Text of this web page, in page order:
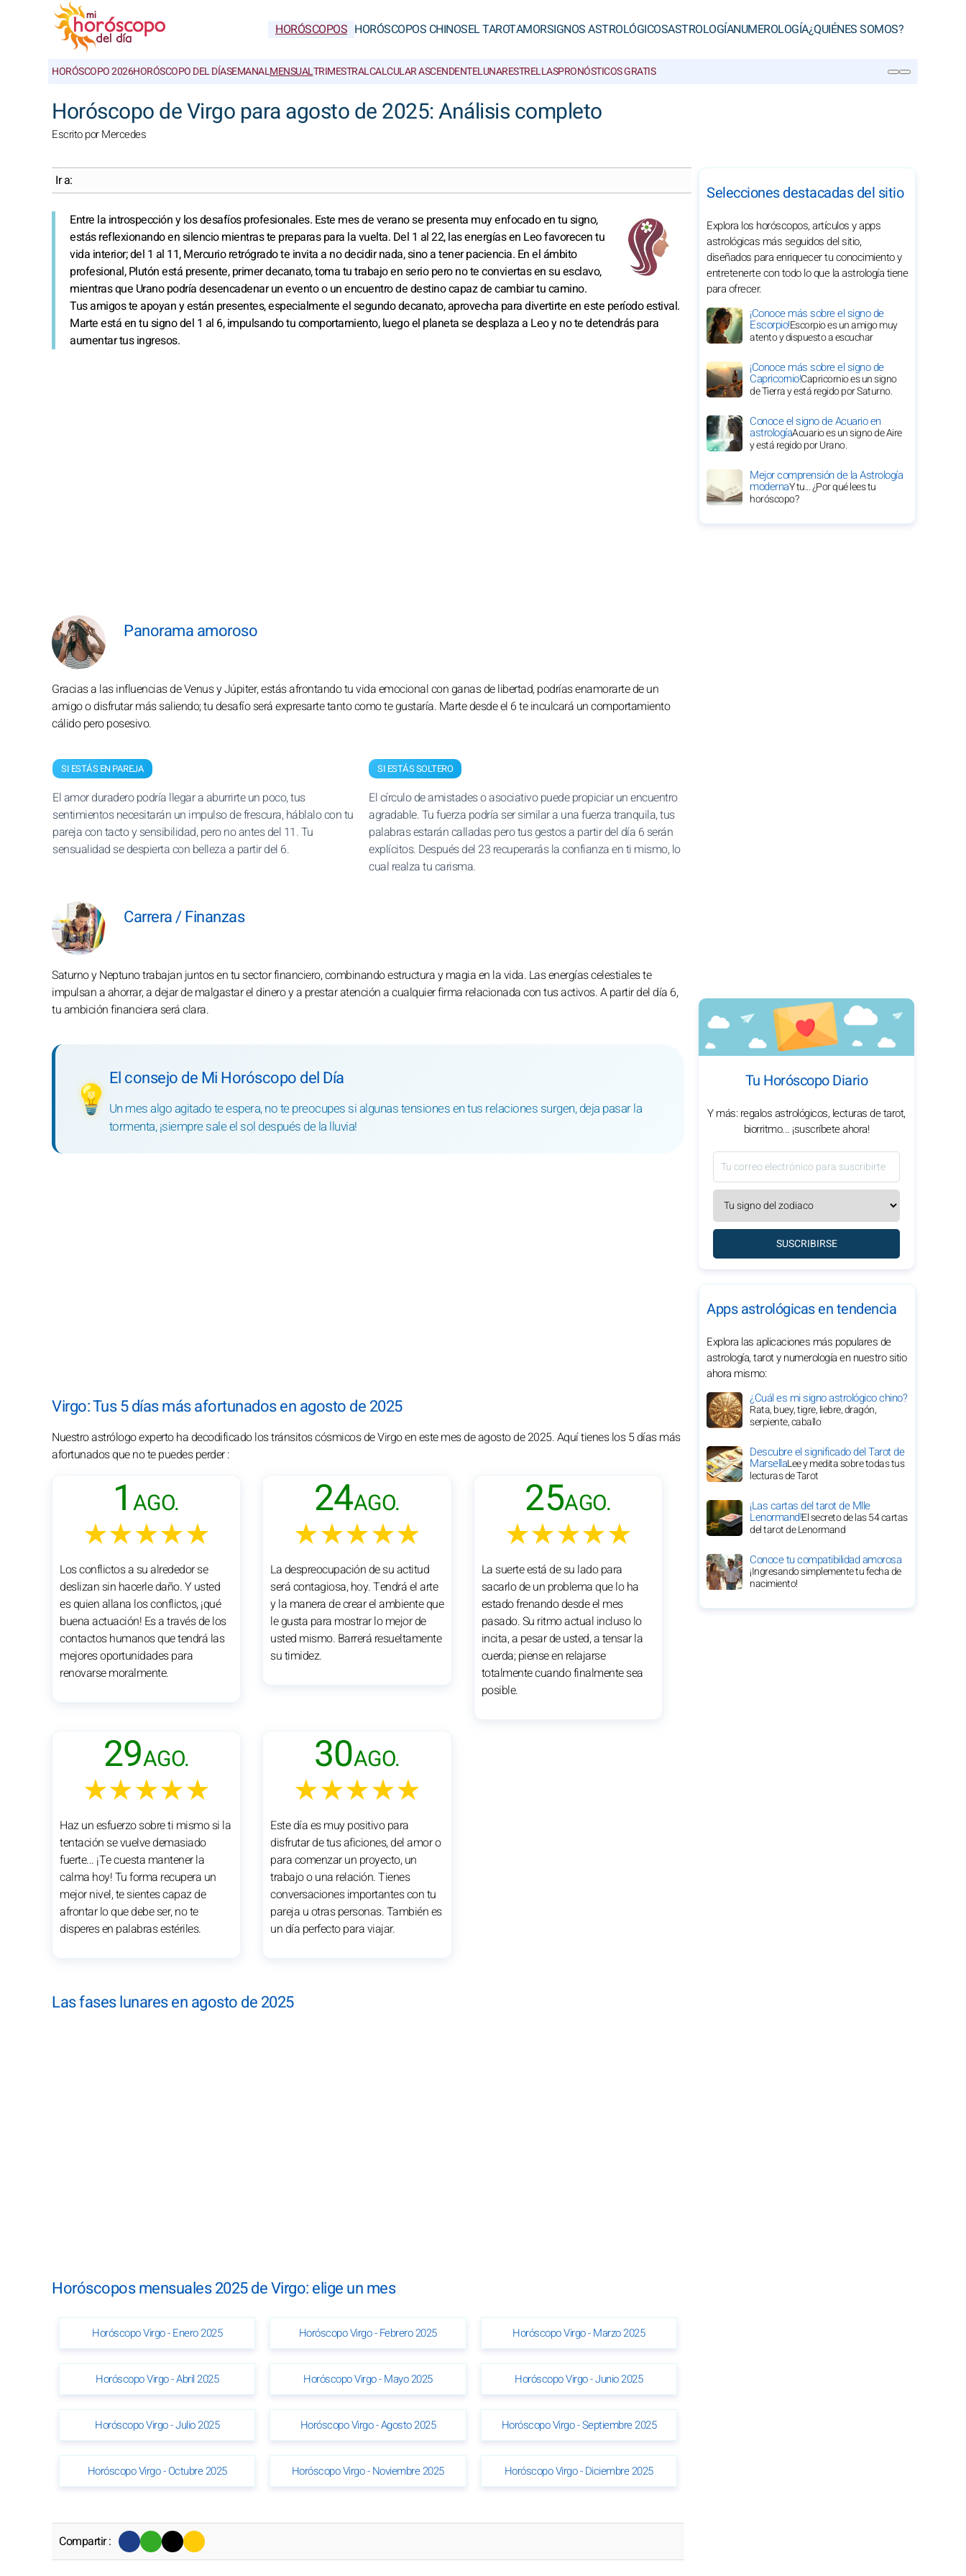
HORÓSCOPOS HORÓSCOPOS CHINOSEL TAROTAMORSIGNOS ASTROLÓGICOSASTROLOGÍANUMEROLOGÍA¿QUIÉNES SOMOS?
HORÓSCOPO 2026HORÓSCOPO DEL DÍASEMANALMENSUALTRIMESTRALCALCULAR ASCENDENTELUNARESTRELLASPRONÓSTICOS GRATIS
Horóscopo de Virgo para agosto de 2025: Análisis completo
Escrito por Mercedes
Ir a:
Entre la introspección y los desafíos profesionales. Este mes de verano se presenta muy enfocado en tu signo,
estás reflexionando en silencio mientras te preparas para la vuelta. Del 1 al 22, las energías en Leo favorecen tu
vida interior; del 1 al 11, Mercurio retrógrado te invita a no decidir nada, sino a tener paciencia. En el ámbito
profesional, Plutón está presente, primer decanato, toma tu trabajo en serio pero no te conviertas en su esclavo,
mientras que Urano podría desencadenar un evento o un encuentro de destino capaz de cambiar tu camino.
Tus amigos te apoyan y están presentes, especialmente el segundo decanato, aprovecha para divertirte en este período estival.
Marte está en tu signo del 1 al 6, impulsando tu comportamiento, luego el planeta se desplaza a Leo y no te detendrás para
aumentar tus ingresos.
Panorama amoroso
Gracias a las influencias de Venus y Júpiter, estás afrontando tu vida emocional con ganas de libertad, podrías enamorarte de un
amigo o disfrutar más saliendo; tu desafío será expresarte tanto como te gustaría. Marte desde el 6 te inculcará un comportamiento
cálido pero posesivo.
SI ESTÁS EN PAREJA
El amor duradero podría llegar a aburrirte un poco, tus
sentimientos necesitarán un impulso de frescura, háblalo con tu
pareja con tacto y sensibilidad, pero no antes del 11. Tu
sensualidad se despierta con belleza a partir del 6.
SI ESTÁS SOLTERO
El círculo de amistades o asociativo puede propiciar un encuentro
agradable. Tu fuerza podría ser similar a una fuerza tranquila, tus
palabras estarán calladas pero tus gestos a partir del día 6 serán
explícitos. Después del 23 recuperarás la confianza en ti mismo, lo
cual realza tu carisma.
Carrera / Finanzas
Saturno y Neptuno trabajan juntos en tu sector financiero, combinando estructura y magia en la vida. Las energías celestiales te
impulsan a ahorrar, a dejar de malgastar el dinero y a prestar atención a cualquier firma relacionada con tus activos. A partir del día 6,
tu ambición financiera será clara.
💡
El consejo de Mi Horóscopo del Día
Un mes algo agitado te espera, no te preocupes si algunas tensiones en tus relaciones surgen, deja pasar la
tormenta, ¡siempre sale el sol después de la lluvia!
Virgo: Tus 5 días más afortunados en agosto de 2025
Nuestro astrólogo experto ha decodificado los tránsitos cósmicos de Virgo en este mes de agosto de 2025. Aquí tienes los 5 días más
afortunados que no te puedes perder :
1 AGO.
★★★★★
Los conflictos a su alrededor se
deslizan sin hacerle daño. Y usted
es quien allana los conflictos, ¡qué
buena actuación! Es a través de los
contactos humanos que tendrá las
mejores oportunidades para
renovarse moralmente.
24AGO.
★★★★★
La despreocupación de su actitud
será contagiosa, hoy. Tendrá el arte
y la manera de crear el ambiente que
le gusta para mostrar lo mejor de
usted mismo. Barrerá resueltamente
su timidez.
25AGO.
★★★★★
La suerte está de su lado para
sacarlo de un problema que lo ha
estado frenando desde el mes
pasado. Su ritmo actual incluso lo
incita, a pesar de usted, a tensar la
cuerda; piense en relajarse
totalmente cuando finalmente sea
posible.
29AGO.
★★★★★
Haz un esfuerzo sobre ti mismo si la
tentación se vuelve demasiado
fuerte... ¡Te cuesta mantener la
calma hoy! Tu forma recupera un
mejor nivel, te sientes capaz de
afrontar lo que debe ser, no te
disperes en palabras estériles.
30AGO.
★★★★★
Este día es muy positivo para
disfrutar de tus aficiones, del amor o
para comenzar un proyecto, un
trabajo o una relación. Tienes
conversaciones importantes con tu
pareja u otras personas. También es
un día perfecto para viajar.
Las fases lunares en agosto de 2025
Horóscopos mensuales 2025 de Virgo: elige un mes
Horóscopo Virgo - Enero 2025 Horóscopo Virgo - Febrero 2025 Horóscopo Virgo - Marzo 2025
Horóscopo Virgo - Abril 2025 Horóscopo Virgo - Mayo 2025 Horóscopo Virgo - Junio 2025
Horóscopo Virgo - Julio 2025 Horóscopo Virgo - Agosto 2025 Horóscopo Virgo - Septiembre 2025
Horóscopo Virgo - Octubre 2025 Horóscopo Virgo - Noviembre 2025 Horóscopo Virgo - Diciembre 2025
Compartir :
Selecciones destacadas del sitio
Explora los horóscopos, artículos y apps
astrológicas más seguidos del sitio,
diseñados para enriquecer tu conocimiento y
entretenerte con todo lo que la astrología tiene
para ofrecer.
¡Conoce más sobre el signo de
Escorpio!Escorpio es un amigo muy
atento y dispuesto a escuchar
¡Conoce más sobre el signo de
Capricornio!Capricornio es un signo
de Tierra y está regido por Saturno.
Conoce el signo de Acuario en
astrologíaAcuario es un signo de Aire
y está regido por Urano.
Mejor comprensión de la Astrología
modernaY tu... ¿Por qué lees tu
horóscopo?
Tu Horóscopo Diario
Y más: regalos astrológicos, lecturas de tarot,
biorritmo... ¡suscríbete ahora!
SUSCRIBIRSE
Apps astrológicas en tendencia
Explora las aplicaciones más populares de
astrología, tarot y numerología en nuestro sitio
ahora mismo:
¿Cuál es mi signo astrológico chino?
Rata, buey, tigre, liebre, dragón,
serpiente, caballo
Descubre el significado del Tarot de
MarsellaLee y medita sobre todas tus
lecturas de Tarot
¡Las cartas del tarot de Mlle
Lenormand!El secreto de las 54 cartas
del tarot de Lenormand
Conoce tu compatibilidad amorosa
¡Ingresando simplemente tu fecha de
nacimiento!